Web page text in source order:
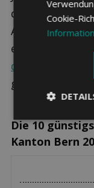
den
Aus diesem
einem
der
gleich - sie
Die 10
Kanton Bern
Cookie-